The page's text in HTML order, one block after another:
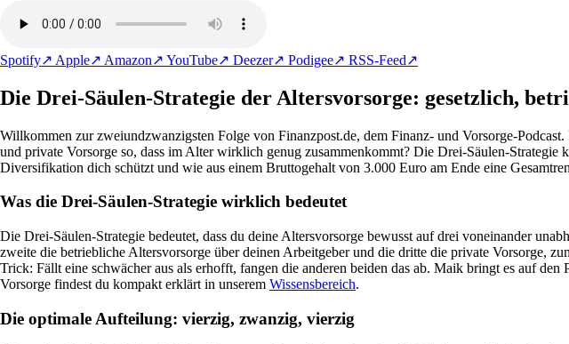
Spotify↗ Apple↗ Amazon↗ YouTube↗ Deezer↗ Podigee↗ RSS-Feed↗
Die Drei-Säulen-Strategie der Altersvorsorge: gesetzlich,
Willkommen zur zweiundzwanzigsten Folge von Finanzpost.de, dem Finanz- und Vorsorge-
und private Vorsorge so, dass im Alter wirklich genug zusammenkommt? Die Drei-Säulen-
Diversifikation dich schützt und wie aus einem Bruttogehalt von 3.000 Euro am Ende eine
Was die Drei-Säulen-Strategie wirklich bedeutet
Die Drei-Säulen-Strategie bedeutet, dass du deine Altersvorsorge bewusst auf drei voneinander
zweite die betriebliche Altersvorsorge über deinen Arbeitgeber und die dritte die private Vorsorge,
Trick: Fällt eine schwächer aus als erhofft, fangen die anderen beiden das ab. Maik bringt es auf
Vorsorge findest du kompakt erklärt in unserem Wissensbereich.
Die optimale Aufteilung: vierzig, zwanzig, vierzig